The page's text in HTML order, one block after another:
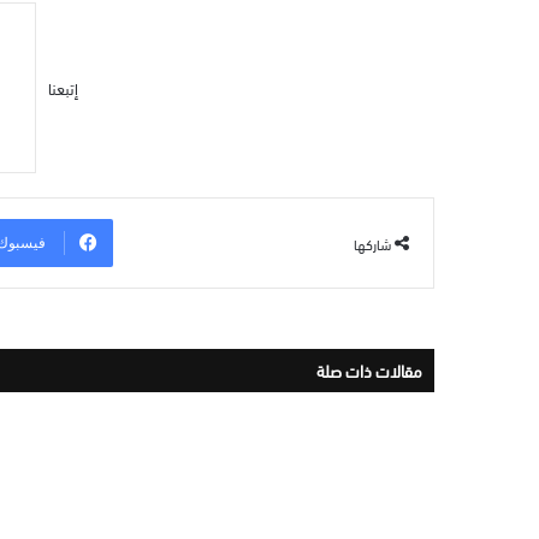
إتبعنا
شاركها
مقالات ذات صلة